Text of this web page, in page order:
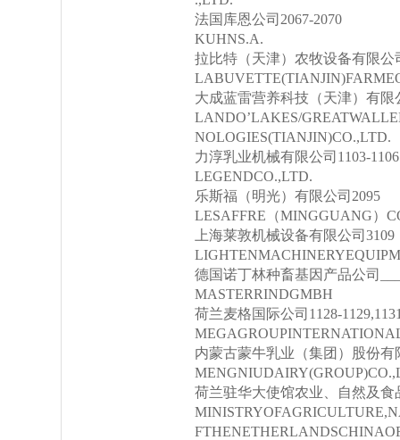
法国库恩公司2067-2070
KUHNS.A.
拉比特（天津）农牧设备有限公
大成蓝雷营养科技（天津）有限
LANDO’LAKES/
NOLOGIES(TIANJIN)CO.,LTD.
力淳乳业机械有限公司1103-1106
LEGENDCO.,LTD.
乐斯福（明光）有限公司2095
LESAFFRE（MINGGUANG）
上海莱敦机械设备有限公司3109
德国诺丁林种畜基因产品公司
MASTERRINDGMBH
荷兰麦格国际公司1128-
内蒙古蒙牛乳业（集团）股份有
荷兰驻华大使馆农业、自然及食